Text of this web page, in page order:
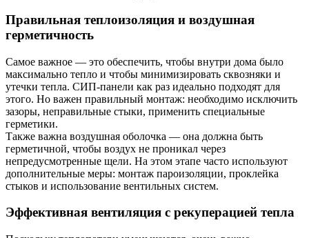
Правильная теплоизоляция и воздушная
герметичность
Самое важное — это обеспечить, чтобы внутри дома было
максимально тепло и чтобы минимизировать сквозняки и
утечки тепла. СИП-панели как раз идеально подходят для
этого. Но важен правильный монтаж: необходимо исключить
зазоры, неправильные стыки, применить специальные
герметики.
Также важна воздушная оболочка — она должна быть
герметичной, чтобы воздух не проникал через
непредусмотренные щели. На этом этапе часто используют
дополнительные меры: монтаж пароизоляции, проклейка
стыков и использование вентильных систем.
Эффективная вентиляция с рекуперацией тепла